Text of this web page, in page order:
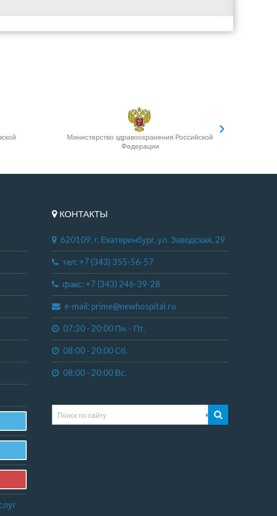
Министерство здравоохранения Российской
Федерации
КОНТАКТЫ
620109, г. Екатеринбург, ул. Заводская, 29
тел: +7 (343) 355-56-57
факс: +7 (343) 246-39-28
e-mail: prime@newhospital.ru
07:30 - 20:00 Пн. - Пт.
08:00 - 20:00 Сб.
08:00 - 20:00 Вс.